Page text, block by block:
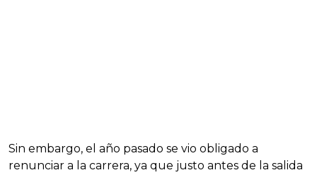
Sin embargo, el año pasado se vio obligado a
renunciar a la carrera, ya que justo antes de la salida